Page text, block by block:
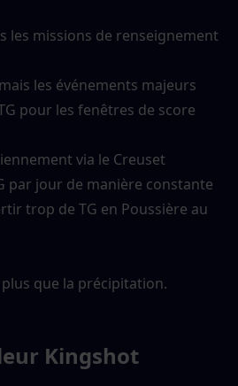
les missions de renseignement
les événements majeurs
pour les fenêtres de score
via le Creuset
par jour de manière constante
trop de TG en Poussière au
que la précipitation.
Kingshot